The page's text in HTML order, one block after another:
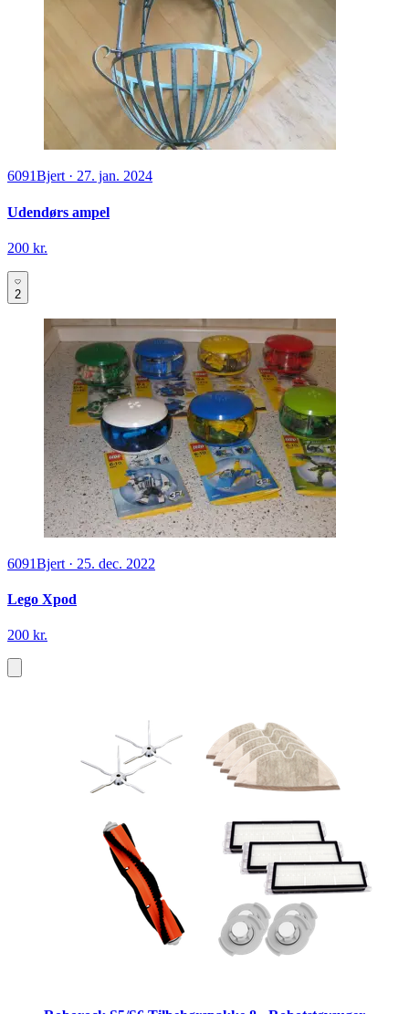
6091Bjert · 27. jan. 2024
Udendørs ampel
200 kr.
2
6091Bjert · 25. dec. 2022
Lego Xpod
200 kr.